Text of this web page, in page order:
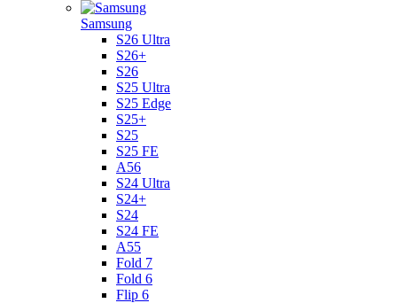
Samsung
S26 Ultra
S26+
S26
S25 Ultra
S25 Edge
S25+
S25
S25 FE
A56
S24 Ultra
S24+
S24
S24 FE
A55
Fold 7
Fold 6
Flip 6